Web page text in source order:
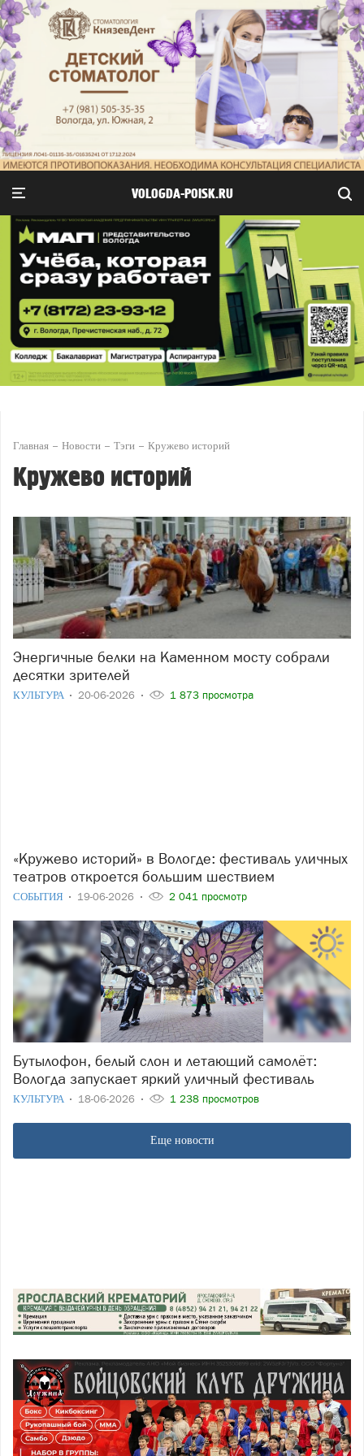
VOLOGDA-POISK.RU
Главная Новости Тэги Кружево историй
Кружево историй
Энергичные белки на Каменном мосту собрали
десятки зрителей
КУЛЬТУРА 20-06-2026 1 873 просмотра
«Кружево историй» в Вологде: фестиваль уличных
театров откроется большим шествием
СОБЫТИЯ 19-06-2026 2 041 просмотр
Бутылофон, белый слон и летающий самолёт:
Вологда запускает яркий уличный фестиваль
КУЛЬТУРА 18-06-2026 1 238 просмотров
Еще новости